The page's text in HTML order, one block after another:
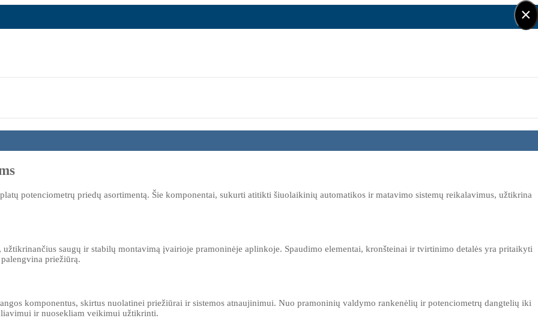
potenciometrų priedų asortimentą. Šie komponentai, sukurti atitikti šiuolaikinių automatikos ir matavimo sistemų reikalavimus, užtikrina
saugų ir stabilų montavimą įvairioje pramoninėje aplinkoje. Spaudimo elementai, kronšteinai ir tvirtinimo detalės yra pritaikyti
priežiūrą.
komponentus, skirtus nuolatinei priežiūrai ir sistemos atnaujinimui. Nuo pramoninių valdymo rankenėlių ir potenciometrų dangtelių iki
ir nuosekliam veikimui užtikrinti.
×